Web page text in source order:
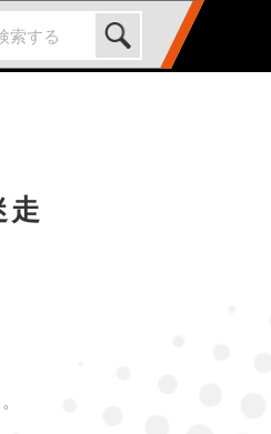
走